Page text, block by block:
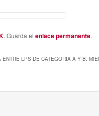
. Guarda el enlace permanente.
LPS DE CATEGORIA A Y B.